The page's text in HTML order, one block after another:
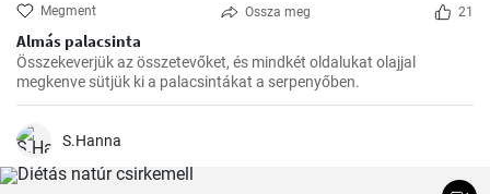
Megment Ossza meg 21
Almás palacsinta
Összekeverjük az összetevőket, és mindkét oldalukat olajjal
megkenve sütjük ki a palacsintákat a serpenyőben.
S.Hanna